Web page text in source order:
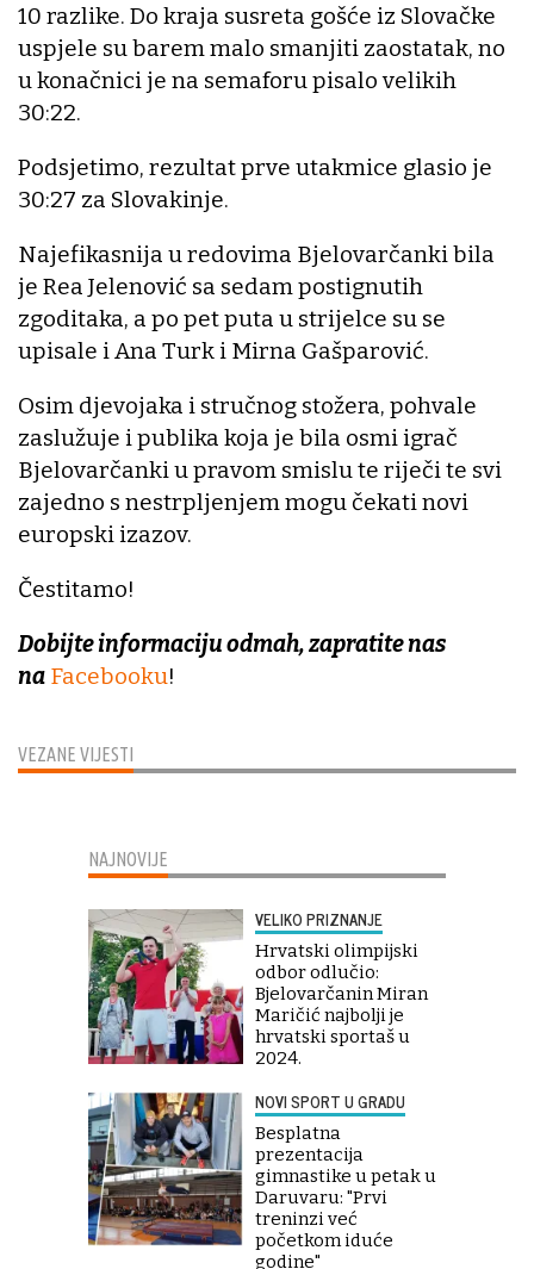
VEZANE VIJESTI
10 razlike. Do kraja susreta gošće iz Slovačke
uspjele su barem malo smanjiti zaostatak, no
u konačnici je na semaforu pisalo velikih
30:22.
Podsjetimo, rezultat prve utakmice glasio je
30:27 za Slovakinje.
Najefikasnija u redovima Bjelovarčanki bila
je Rea Jelenović sa sedam postignutih
zgoditaka, a po pet puta u strijelce su se
upisale i Ana Turk i Mirna Gašparović.
Osim djevojaka i stručnog stožera, pohvale
zaslužuje i publika koja je bila osmi igrač
Bjelovarčanki u pravom smislu te riječi te svi
zajedno s nestrpljenjem mogu čekati novi
europski izazov.
Čestitamo!
Dobijte informaciju odmah, zapratite nas
na Facebooku!
NAJNOVIJE
VELIKO PRIZNANJE
Hrvatski olimpijski
odbor odlučio:
Bjelovarčanin Miran
Maričić najbolji je
hrvatski sportaš u
2024.
NOVI SPORT U GRADU
Besplatna
prezentacija
gimnastike u petak u
Daruvaru: "Prvi
treninzi već
početkom iduće
godine"